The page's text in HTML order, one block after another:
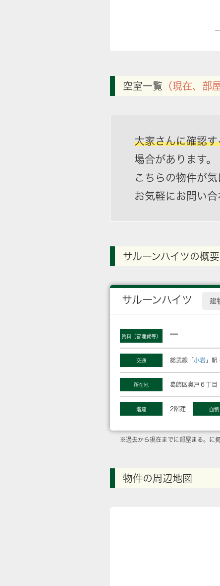
空室一覧 （現在、部
大家さんに確認
場合があります。
こちらの物件が気
お気軽にお問い合
サルーンハイツの概要
サルーンハイツ 建
賃料（管理費等） ****
交通 総武線「 小岩 」
所在地 葛飾区奥戸６丁目
階建 2階建 面積
※過去から現在までに部屋まる。に
物件の周辺地図